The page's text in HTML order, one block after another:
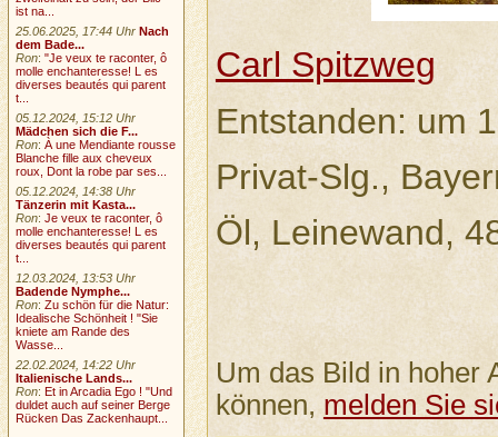
Carl Spitzweg
Entstanden: um
Privat-Slg.,
Öl, Leinewand,
Um das Bild in hoher
können, melden Sie
ist na...
25.06.2025, 17:44 Uhr Nach
dem Bade...
Ron:"Je veux te raconter, ô
molle enchanteresse! L es
diverses beautés qui parent
t...
05.12.2024, 15:12 Uhr
Mädchen sich die F...
Ron:À une Mendiante rousse
Blanche fille aux cheveux
roux, Dont la robe par ses...
05.12.2024, 14:38 Uhr
Tänzerin mit Kasta...
Ron:Je veux te raconter, ô
molle enchanteresse! L es
diverses beautés qui parent
t...
12.03.2024, 13:53 Uhr
Badende Nymphe...
Ron:Zu schön für die Natur:
Idealische Schönheit ! "Sie
kniete am Rande des
Wasse...
22.02.2024, 14:22 Uhr
Italienische Lands...
Ron:Et in Arcadia Ego ! "Und
duldet auch auf seiner Berge
Rücken Das Zackenhaupt...